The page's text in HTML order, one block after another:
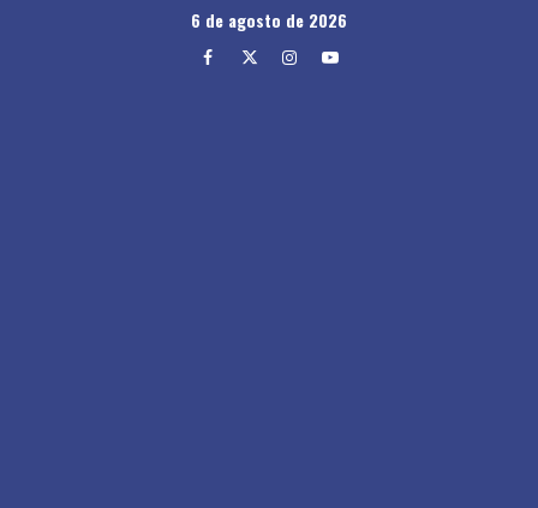
6 de agosto de 2026
Facebook
TwitterInstagram
Youtube